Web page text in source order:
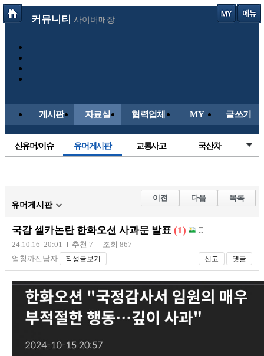
커뮤니티 사이버매장
게시판 자료실 협력업체 MY 글쓰기
신유머/이슈 유머게시판 교통사고 국산차
자유사진 군사/무기
트럭/버스
장착시공사진
유머게시판
이전 다음 목록
국감 셀카논란 한화오션 사과문 발표 (1)
24.10.16 20:01 추천 7
조회 867
엄청까진남자
작성글보기 신고 댓글